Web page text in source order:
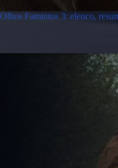
Olhos Famintos 3: elenco,